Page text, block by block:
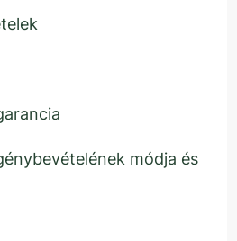
módja és